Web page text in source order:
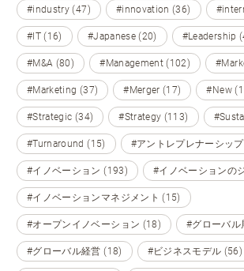
#industry (47) #innovation (36)
#IT (16) #Japanese (20) #Leadership
#M&A (80) #Management (102)
#Marketing (37) #Merger (17) #New
#Strategic (34) #Strategy (113)
#Turnaround (15) #アントレプレナーシッ
#イノベーション (193) #イノベーションの
#イノベーションマネジメント (15)
#オープンイノベーション (18) #グローバル
#グローバル経営 (18) #ビジネスモデル (56)